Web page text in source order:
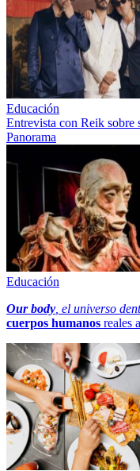
Educación
Entrevista con Reik sobre
Panorama
Educación
Our body , el universo
cuerpos humanos reales